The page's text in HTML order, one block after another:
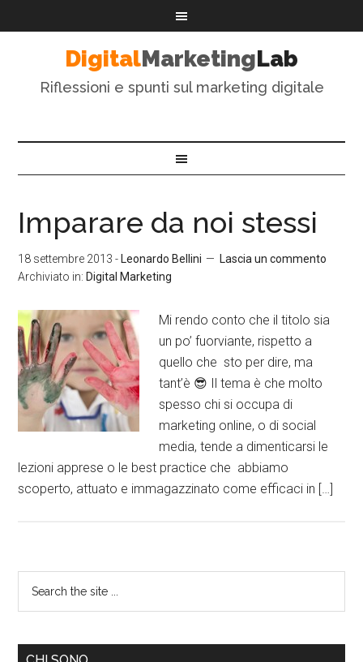
DigitalMarketingLab
Riflessioni e spunti sul marketing digitale
Imparare da noi stessi
18 settembre 2013 - Leonardo Bellini
Lascia un commento
Archiviato in: Digital Marketing
Mi rendo conto che il titolo sia
un po’ fuorviante, rispetto a
quello che sto per dire, ma
tant’è 😎 Il tema è che molto
spesso chi si occupa di
marketing online, o di social
media, tende a dimenticarsi le
lezioni apprese o le best practice che abbiamo
scoperto, attuato e immagazzinato come efficaci in […]